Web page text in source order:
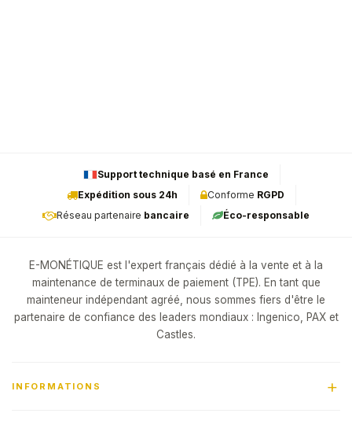
Support technique basé en France
Expédition sous 24h
Conforme RGPD
Réseau partenaire bancaire Éco-responsable
E-MONÉTIQUE est l'expert français dédié à la vente et à la
maintenance de terminaux de paiement (TPE). En tant que
mainteneur indépendant agréé, nous sommes fiers d'être le
partenaire de confiance des leaders mondiaux : Ingenico, PAX et
Castles.
INFORMATIONS